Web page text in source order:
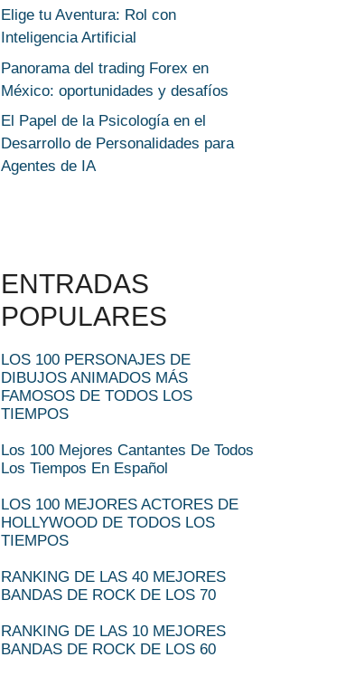
Elige tu Aventura: Rol con
Inteligencia Artificial
Panorama del trading Forex en
México: oportunidades y desafíos
El Papel de la Psicología en el
Desarrollo de Personalidades para
Agentes de IA
ENTRADAS
POPULARES
LOS 100 PERSONAJES DE
DIBUJOS ANIMADOS MÁS
FAMOSOS DE TODOS LOS
TIEMPOS
Los 100 Mejores Cantantes De Todos
Los Tiempos En Español
LOS 100 MEJORES ACTORES DE
HOLLYWOOD DE TODOS LOS
TIEMPOS
RANKING DE LAS 40 MEJORES
BANDAS DE ROCK DE LOS 70
RANKING DE LAS 10 MEJORES
BANDAS DE ROCK DE LOS 60